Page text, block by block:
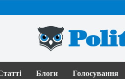
Блоги Голосування